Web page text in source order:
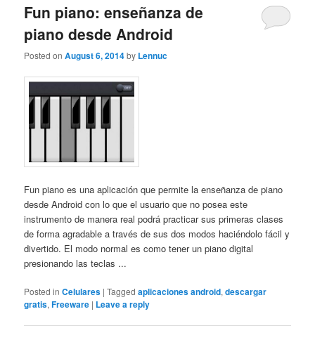
Fun piano: enseñanza de
piano desde Android
Posted onAugust 6, 2014by Lennuc
Fun piano es una aplicación que permite la enseñanza de piano
desde Android con lo que el usuario que no posea este
instrumento de manera real podrá practicar sus primeras clases
de forma agradable a través de sus dos modos haciéndolo fácil y
divertido. El modo normal es como tener un piano digital
presionando las teclas ...
Posted in Celulares |Tagged aplicaciones android,descargar
gratis,Freeware | Leave a reply